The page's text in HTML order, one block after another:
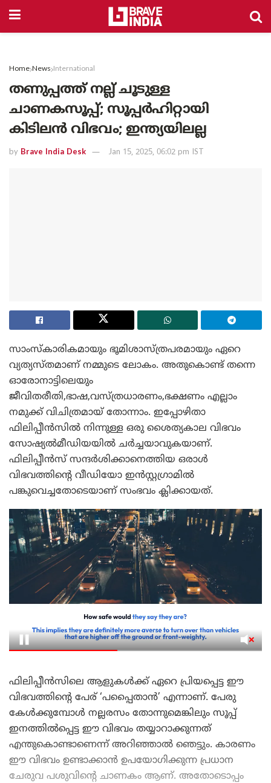
Home News International
തണുപ്പത്ത് നല്ല് ചൂടുള്ള
ചാണകസൂപ്പ്; സൂപ്പർഹിറ്റായി
കിടിലൻ വിഭവം; ഇന്ത്യയിലല്ല
by Brave India Desk Jan 15, 2025, 06:02 pm IST
സാംസ്‌കാരികമായും ഭൂമിശാസ്ത്രപരമായും ഏറെ
വ്യത്യസ്തമാണ് നമ്മുടെ ലോകം. അതുകൊണ്ട് തന്നെ
ഓരോനാട്ടിലെയും
ജീവിതരീതി,ഭാഷ,വസ്ത്രധാരണം,ഭക്ഷണം എല്ലാം
നമുക്ക് വിചിത്രമായ് തോന്നാം. ഇപ്പോഴിതാ
ഫിലിപ്പീൻസിൽ നിന്നുള്ള ഒരു ശൈത്യകാല വിഭവം
സോഷ്യൽമീഡിയയിൽ ചർച്ചയാവുകയാണ്.
ഫിലിപ്പീൻസ് സന്ദർശിക്കാനെത്തിയ ഒരാൾ
വിഭവത്തിന്റെ വീഡിയോ ഇൻസ്റ്റഗ്രാമിൽ
പങ്കുവെച്ചതോടെയാണ് സംഭവം ക്ലിക്കായത്.
ഫിലിപ്പീൻസിലെ ആളുകൾക്ക് ഏറെ പ്രിയപ്പെട്ട ഈ
വിഭവത്തിന്റെ പേര് ‘പപ്പൈതാൻ’ എന്നാണ്. പേരു
കേൾക്കുമ്പോൾ നല്ലരസം തോന്നുമെങ്കിലും സൂപ്പ്
ഇനത്തിൽപ്പെട്ട ഈ വിഭവം തയ്യാറാക്കുന്നത്
എന്തുകൊണ്ടാണെന്ന് അറിഞ്ഞാൽ ഞെട്ടും. കാരണം
ഈ വിഭവം ഉണ്ടാക്കാൻ ഉപയോഗിക്കുന്ന പ്രധാന
ചേരുവ പശുവിന്റെ ചാണകം ആണ്. അതോടൊപ്പം